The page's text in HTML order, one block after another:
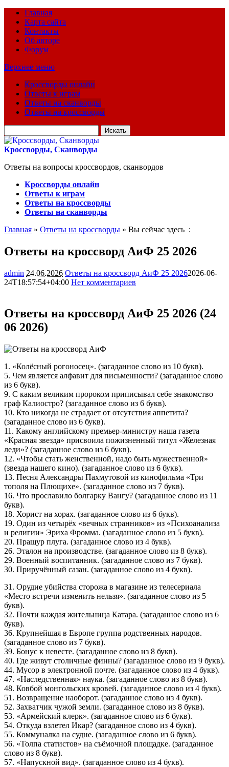
Главная
Карта сайта
Контакты
Об авторе
Форум
Верхнее меню
Кроссворды онлайн
Ответы к играм
Ответы на сканворды
Ответы на кроссворды
для:
Кроссворды, Сканворды
Ответы на вопросы кроссвордов, сканвордов
Кроссворды онлайн
Ответы к играм
Ответы на кроссворды
Ответы на сканворды
Главная » Ответы на кроссворды » Вы сейчас здесь :
Ответы на кроссворд АиФ 25 2026
admin 24.06.2026 Ответы на кроссворд АиФ 25 20262026-06-
24T18:57:54+04:00 Нет комментариев
Ответы на кроссворд АиФ 25 2026 (24
06 2026)
1. «Колёсный рогоносец». (загаданное слово из 10 букв).
5. Чем является алфавит для письменности? (загаданное слово
из 6 букв).
9. С каким великим пророком приписывал себе знакомство
граф Калиостро? (загаданное слово из 6 букв).
10. Кто никогда не страдает от отсутствия аппетита?
(загаданное слово из 6 букв).
11. Какому английскому премьер-министру наша газета
«Красная звезда» присвоила пожизненный титул «Железная
леди»? (загаданное слово из 6 букв).
12. «Чтобы стать женственной, надо быть мужественной»
(звезда нашего кино). (загаданное слово из 6 букв).
13. Песня Александры Пахмутовой из кинофильма «Три
тополя на Плющихе». (загаданное слово из 7 букв).
16. Что прославило болгарку Вангу? (загаданное слово из 11
букв).
18. Хорист на хорах. (загаданное слово из 6 букв).
19. Один из четырёх «вечных странников» из «Психоанализа
и религии» Эриха Фромма. (загаданное слово из 5 букв).
20. Пращур плуга. (загаданное слово из 4 букв).
26. Эталон на производстве. (загаданное слово из 8 букв).
29. Военный воспитанник. (загаданное слово из 7 букв).
30. Приручённый сазан. (загаданное слово из 4 букв).
31. Орудие убийства сторожа в магазине из телесериала
«Место встречи изменить нельзя». (загаданное слово из 5
букв).
32. Почти каждая жительница Катара. (загаданное слово из 6
букв).
36. Крупнейшая в Европе группа родственных народов.
(загаданное слово из 7 букв).
39. Бонус к невесте. (загаданное слово из 8 букв).
40. Где живут столичные финны? (загаданное слово из 9 букв).
44. Мусор в электронной почте. (загаданное слово из 4 букв).
47. «Наследственная» наука. (загаданное слово из 8 букв).
48. Ковбой монгольских кровей. (загаданное слово из 4 букв).
51. Возвращение наоборот. (загаданное слово из 4 букв).
52. Захватчик чужой земли. (загаданное слово из 8 букв).
53. «Армейский клерк». (загаданное слово из 6 букв).
54. Откуда взлетел Икар? (загаданное слово из 4 букв).
55. Коммуналка на судне. (загаданное слово из 6 букв).
56. «Толпа статистов» на съёмочной площадке. (загаданное
слово из 8 букв).
57. «Напускной вид». (загаданное слово из 4 букв).